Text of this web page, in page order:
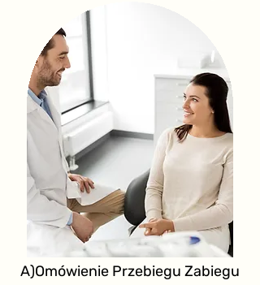
A)Omówienie Przebiegu Zabiegu